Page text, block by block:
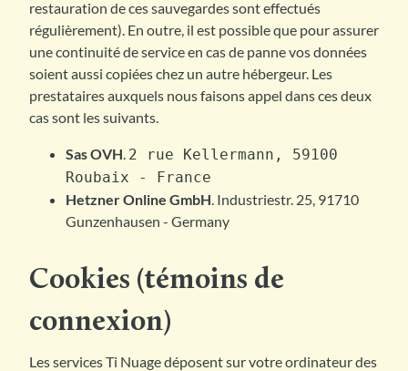
restauration de ces sauvegardes sont effectués
régulièrement). En outre, il est possible que pour assurer
une continuité de service en cas de panne vos données
soient aussi copiées chez un autre hébergeur. Les
prestataires auxquels nous faisons appel dans ces deux
cas sont les suivants.
Sas OVH. 2 rue Kellermann, 59100
Roubaix - France
Hetzner Online GmbH. Industriestr. 25, 91710
Gunzenhausen - Germany
Cookies (témoins de
connexion)
Les services Ti Nuage déposent sur votre ordinateur des